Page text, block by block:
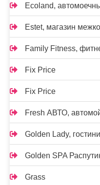
Ecoland,
Estet, магазин
Family Fitness,
Fix Price
Fix Price
Fresh АВТО,
Golden Lady,
Golden SPA
Grass